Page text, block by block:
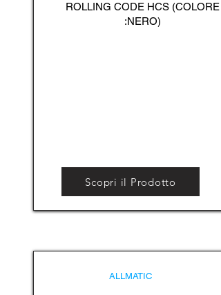
ROLLING CODE HCS (COLORE
:NERO)
Scopri il Prodotto
ALLMATIC